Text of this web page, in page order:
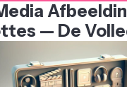
— De